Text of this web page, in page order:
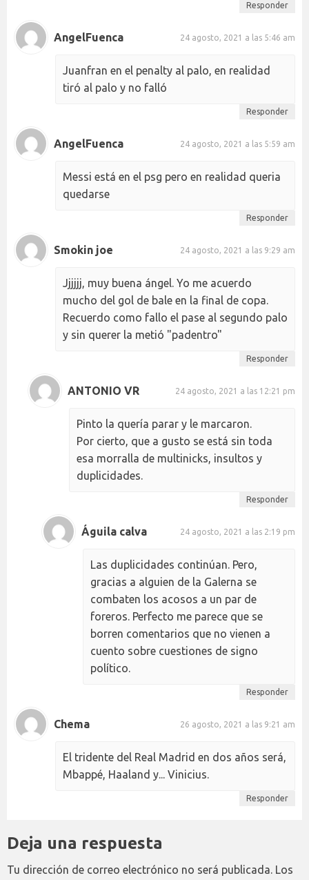
Responder
AngelFuenca 24 agosto, 2021 a las 5:46 am
Juanfran en el penalty al palo, en realidad
tiró al palo y no falló
Responder
AngelFuenca 24 agosto, 2021 a las 5:59 am
Messi está en el psg pero en realidad queria
quedarse
Responder
Smokin joe 24 agosto, 2021 a las 9:29 am
Jjjjjj, muy buena ángel. Yo me acuerdo
mucho del gol de bale en la final de copa.
Recuerdo como fallo el pase al segundo palo
y sin querer la metió "padentro"
Responder
ANTONIO VR 24 agosto, 2021 a las 12:21 pm
Pinto la quería parar y le marcaron.
Por cierto, que a gusto se está sin toda
esa morralla de multinicks, insultos y
duplicidades.
Responder
Águila calva 24 agosto, 2021 a las 2:19 pm
Las duplicidades continúan. Pero,
gracias a alguien de la Galerna se
combaten los acosos a un par de
foreros. Perfecto me parece que se
borren comentarios que no vienen a
cuento sobre cuestiones de signo
político.
Responder
Chema 26 agosto, 2021 a las 9:21 am
El tridente del Real Madrid en dos años será,
Mbappé, Haaland y... Vinicius.
Responder
Deja una respuesta
Tu dirección de correo electrónico no será publicada. Los